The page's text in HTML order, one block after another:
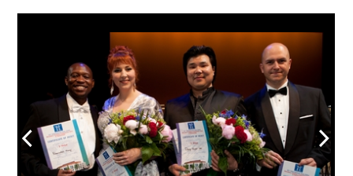
arrow_back_ios arrow_forward_ios